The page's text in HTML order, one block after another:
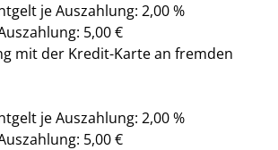
je Auszahlung: 2,00 %
5,00 €
mit der Kredit-Karte an fremden
je Auszahlung: 2,00 %
5,00 €